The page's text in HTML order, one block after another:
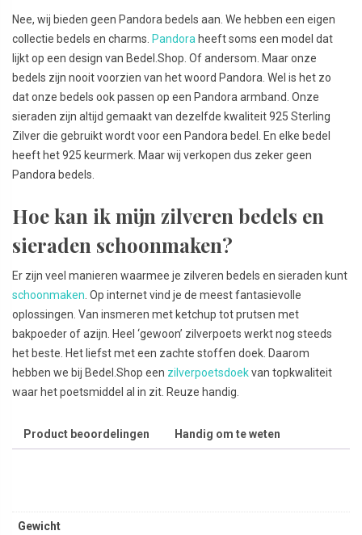
Nee, wij bieden geen Pandora bedels aan. We hebben een eigen
collectie bedels en charms. Pandora heeft soms een model dat
lijkt op een design van Bedel.Shop. Of andersom. Maar onze
bedels zijn nooit voorzien van het woord Pandora. Wel is het zo
dat onze bedels ook passen op een Pandora armband. Onze
sieraden zijn altijd gemaakt van dezelfde kwaliteit 925 Sterling
Zilver die gebruikt wordt voor een Pandora bedel. En elke bedel
heeft het 925 keurmerk. Maar wij verkopen dus zeker geen
Pandora bedels.
Hoe kan ik mijn zilveren bedels en
sieraden schoonmaken?
Er zijn veel manieren waarmee je zilveren bedels en sieraden kunt
schoonmaken . Op internet vind je de meest fantasievolle
oplossingen. Van insmeren met ketchup tot prutsen met
bakpoeder of azijn. Heel ‘gewoon’ zilverpoets werkt nog steeds
het beste. Het liefst met een zachte stoffen doek. Daarom
hebben we bij Bedel.Shop een zilverpoetsdoekvan topkwaliteit
waar het poetsmiddel al in zit. Reuze handig.
Product beoordelingen Handig om te weten
Gewicht